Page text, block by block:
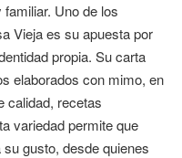
Uno de los
Vieja es su apuesta por
propia. Su carta
elaborados con mimo, en
calidad, recetas
variedad permite que
gusto, desde quienes